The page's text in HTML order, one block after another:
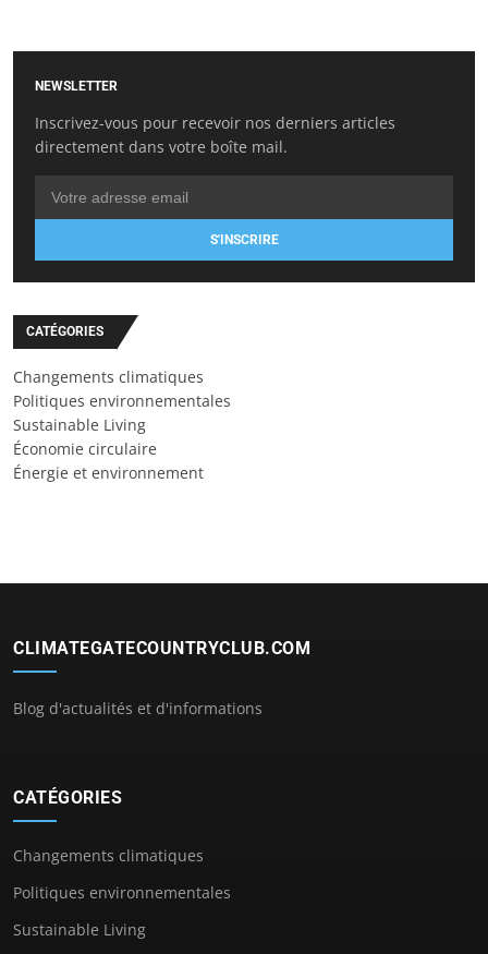
NEWSLETTER
Inscrivez-vous pour recevoir nos derniers articles
directement dans votre boîte mail.
S'INSCRIRE
CATÉGORIES
Changements climatiques
Politiques environnementales
Sustainable Living
Économie circulaire
Énergie et environnement
CLIMATEGATECOUNTRYCLUB.COM
Blog d'actualités et d'informations
CATÉGORIES
Changements climatiques
Politiques environnementales
Sustainable Living